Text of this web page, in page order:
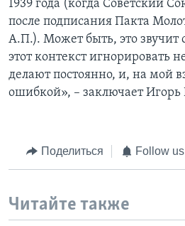
1939 года (когда Советский
после подписания Пакта
А.П.). Может быть, это звучит
этот контекст игнорировать
делают постоянно, и, на мой
ошибкой», – заключает Игорь
Поделиться Follow us
Читайте также